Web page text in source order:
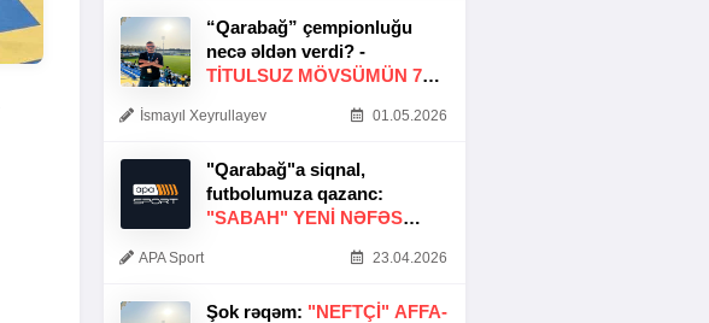
“Qarabağ” çempionluğu
necə əldən verdi? -
TITULSUZ MÖVSÜMÜN 7
İsmayıl Xeyrullayev 01.05.2026
"Qarabağ"a siqnal,
futbolumuza qazanc:
"SABAH" YENI NƏFƏS
APA Sport 23.04.2026
Şok rəqəm: "NEFTÇI" AFFA-